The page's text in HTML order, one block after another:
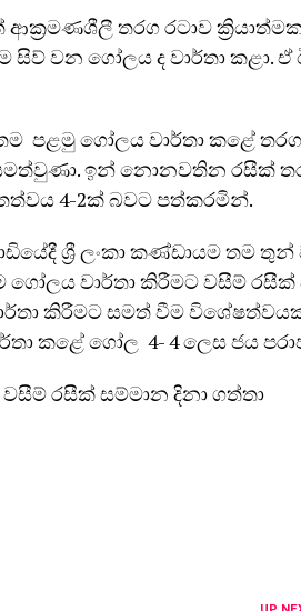
ආක්‍රමණශීලී තරග රටාව
සිව් වන ගෝලය ද වාර්තා කළා. ඒ
පළමු ගෝලය වාර්තා කළේ
ඉන් නොනවතින රසීක්
4-2ක් බවට පත්කරමින්.
ශ්‍රී ලංකා කණ්ඩායම තම
වාර්තා කිරීමට වසීම්
කිරීමට සමත් වීම
කළේ ගෝල 4- 4 ලෙස ජය
රසීක් සම්මාන දිනා ගත්තා